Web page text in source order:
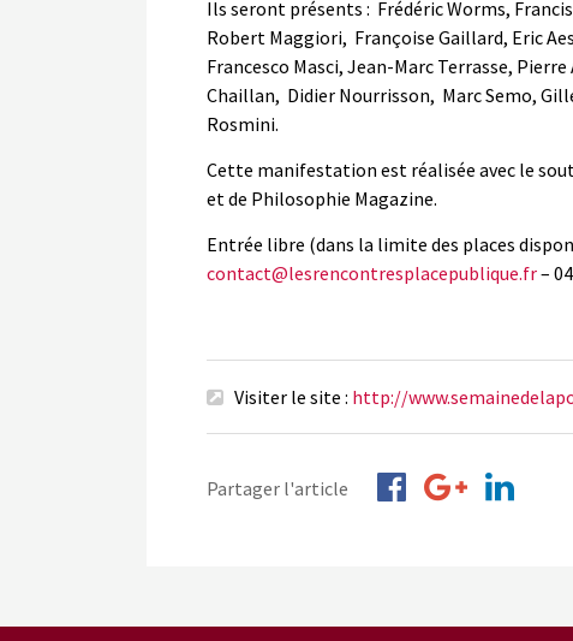
Ils seront présents : Frédéric Worms,
Robert Maggiori, Françoise Gaillard, Eric
Francesco Masci, Jean-Marc Terrasse,
Chaillan, Didier Nourrisson, Marc Semo,
Rosmini.
Cette manifestation est réalisée avec le
et de Philosophie Magazine.
Entrée libre (dans la limite des places
contact@lesrencontresplacepublique.fr–
Visiter le site : http://
Partager l'article